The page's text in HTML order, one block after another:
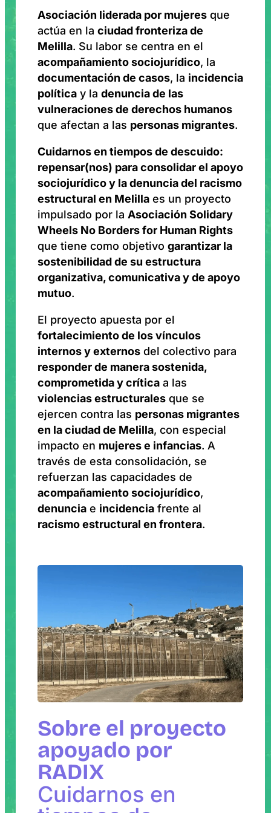
Asociación liderada por mujeres que
actúa en la ciudad fronteriza de
Melilla. Su labor se centra en el
acompañamiento sociojurídico, la
documentación de casos, la incidencia
política y la denuncia de las
vulneraciones de derechos humanos
que afectan a las personas migrantes.
Cuidarnos en tiempos de descuido:
repensar(nos) para consolidar el apoyo
sociojurídico y la denuncia del racismo
estructural en Melilla es un proyecto
impulsado por la Asociación Solidary
Wheels No Borders for Human Rights
que tiene como objetivo garantizar la
sostenibilidad de su estructura
organizativa, comunicativa y de apoyo
mutuo.
El proyecto apuesta por el
fortalecimiento de los vínculos
internos y externos del colectivo para
responder de manera sostenida,
comprometida y crítica a las
violencias estructurales que se
ejercen contra las personas migrantes
en la ciudad de Melilla, con especial
impacto en mujeres e infancias. A
través de esta consolidación, se
refuerzan las capacidades de
acompañamiento sociojurídico,
denuncia e incidencia frente al
racismo estructural en frontera.
Sobre el proyecto
apoyado por
RADIX
Cuidarnos en